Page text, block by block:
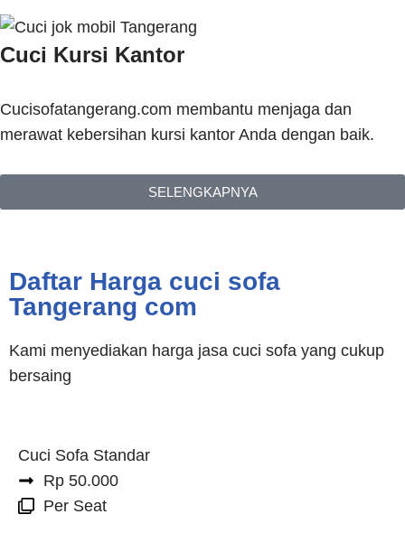
Cuci Kursi Kantor
Cucisofatangerang.com membantu menjaga dan
merawat kebersihan kursi kantor Anda dengan baik.
SELENGKAPNYA
Daftar Harga cuci sofa
Tangerang com
Kami menyediakan harga jasa cuci sofa yang cukup
bersaing
Cuci Sofa Standar
Rp 50.000
Per Seat